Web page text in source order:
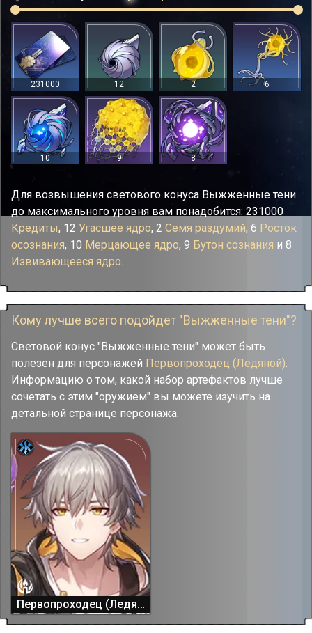
231000 12 2 6
10 9 8
Для возвышения светового конуса Выжженные тени
до максимального уровня вам понадобится: 231000
Кредиты, 12 Угасшее ядро, 2 Семя раздумий, 6 Росток
осознания, 10 Мерцающее ядро, 9 Бутон сознания и 8
Извивающееся ядро.
Кому лучше всего подойдет "Выжженные тени"?
Световой конус "Выжженные тени" может быть
полезен для персонажей Первопроходец (Ледяной).
Информацию о том, какой набор артефактов лучше
сочетать с этим "оружием" вы можете изучить на
детальной странице персонажа.
Первопроходец (Ледяной)